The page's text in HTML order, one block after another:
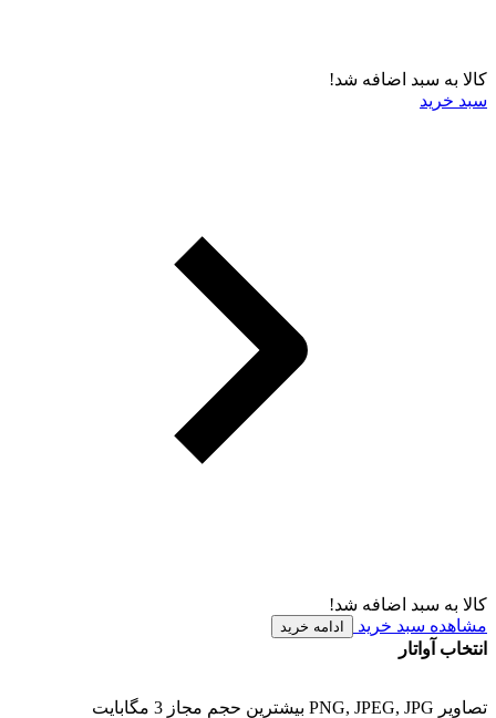
کالا به سبد اضافه شد!
سبد خرید
کالا به سبد اضافه شد!
مشاهده سبد خرید
ادامه خرید
انتخاب آواتار
تصاویر PNG, JPEG, JPG بیشترین حجم مجاز 3 مگابایت